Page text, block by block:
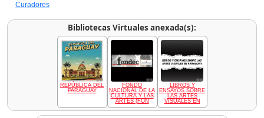
Curadores
Bibliotecas Virtuales anexada(s):
REPÚBLICA DEL
PARAGUAY
FONDO
NACIONAL DE LA
CULTURA Y LAS
ARTES (FON
LIBROS Y
ENSAYOS SOBRE
LAS ARTES
VISUALES EN